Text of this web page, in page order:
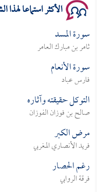
الأكثر استماعا لهذا
سورة المسد
ثامر بن مبارك العامر
سورة الأنعام
فارس عباد
التوكل حقيقته وآثاره
صالح بن فوزان الفوزان
مرض الكبر
فريد الأنصاري المغربي
رغم الحصار
فرقة الروابي